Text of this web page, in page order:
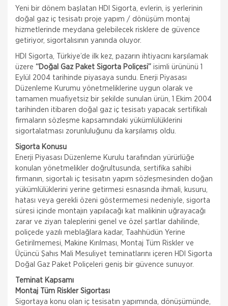
Yeni bir dönem başlatan HDI Sigorta, evlerin, iş yerlerinin
doğal gaz iç tesisatı proje yapım / dönüşüm montaj
hizmetlerinde meydana gelebilecek risklere de güvence
getiriyor, sigortalısının yanında oluyor.
HDI Sigorta, Türkiye’de ilk kez, pazarın ihtiyacını karşılamak
üzere “Doğal Gaz Paket Sigorta Poliçesi” isimli ürününü 1
Eylül 2004 tarihinde piyasaya sundu. Enerji Piyasası
Düzenleme Kurumu yönetmeliklerine uygun olarak ve
tamamen muafiyetsiz bir şekilde sunulan ürün, 1 Ekim 2004
tarihinden itibaren doğal gaz iç tesisatı yapacak sertifikalı
firmaların sözleşme kapsamındaki yükümlülüklerini
sigortalatması zorunluluğunu da karşılamış oldu.
Sigorta Konusu
Enerji Piyasası Düzenleme Kurulu tarafından yürürlüğe
konulan yönetmelikler doğrultusunda, sertifika sahibi
firmanın, sigortalı iç tesisatın yapım sözleşmesinden doğan
yükümlülüklerini yerine getirmesi esnasında ihmali, kusuru,
hatası veya gerekli özeni göstermemesi nedeniyle, sigorta
süresi içinde montajın yapılacağı kat malikinin uğrayacağı
zarar ve ziyan taleplerini genel ve özel şartlar dahilinde,
poliçede yazılı meblağlara kadar, Taahhüdün Yerine
Getirilmemesi, Makine Kırılması, Montaj Tüm Riskler ve
Üçüncü Şahıs Mali Mesuliyet teminatlarını içeren HDI Sigorta
Doğal Gaz Paket Poliçeleri geniş bir güvence sunuyor.
Teminat Kapsamı
Montaj Tüm Riskler Sigortası
Sigortaya konu olan iç tesisatın yapımında, dönüşümünde,